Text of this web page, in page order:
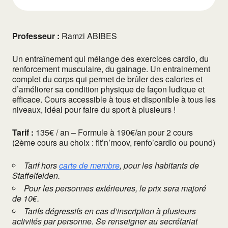
Professeur : Ramzi ABIBES
Un entraînement qui mélange des exercices cardio, du
renforcement musculaire, du gainage. Un entrainement
complet du corps qui permet de brûler des calories et
d’améliorer sa condition physique de façon ludique et
efficace. Cours accessible à tous et disponible à tous les
niveaux, idéal pour faire du sport à plusieurs !
Tarif : 135€ / an – Formule à 190€/an pour 2 cours
(2ème cours au choix : fit’n’moov, renfo’cardio ou pound)
Tarif horscarte de membre, pour les habitants de
Staffelfelden.
Pour les personnes extérieures, le prix sera majoré
de 10€.
Tarifs dégressifs en cas d’inscription à plusieurs
activités par personne. Se renseigner au secrétariat